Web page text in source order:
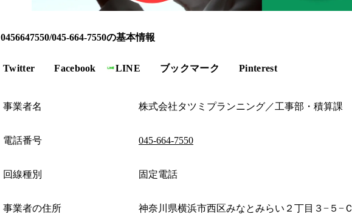
0456647550/045-664-7550の基本情報
Twitter Facebook LINE ブックマーク Pinterest
事業者名 株式会社タツミプランニング／工事部・積算課
電話番号 045-664-7550
回線種別 固定電話
事業者の住所 神奈川県横浜市西区みなとみらい２丁目３−５−Ｃ